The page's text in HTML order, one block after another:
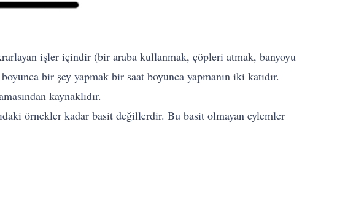
işler içindir (bir araba kullanmak, çöpleri atmak, banyoyu
bir şey yapmak bir saat boyunca yapmanın iki katıdır.
kaynaklıdır.
örnekler kadar basit değillerdir. Bu basit olmayan eylemler